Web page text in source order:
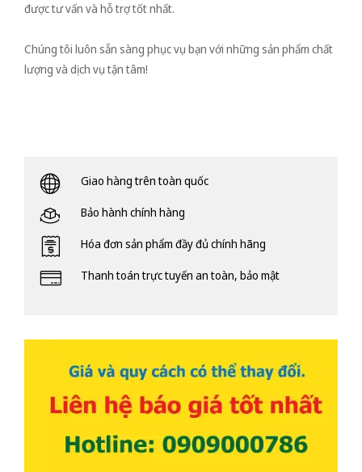
được tư vấn và hỗ trợ tốt nhất.
Chúng tôi luôn sẵn sàng phục vụ bạn với những sản phẩm chất
lượng và dịch vụ tận tâm!
Giao hàng trên toàn quốc
Bảo hành chính hàng
Hóa đơn sản phẩm đầy đủ chính hãng
Thanh toán trực tuyến an toàn, bảo mật